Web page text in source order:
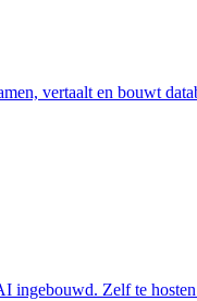
vertaalt en bouwt
ingebouwd. Zelf te